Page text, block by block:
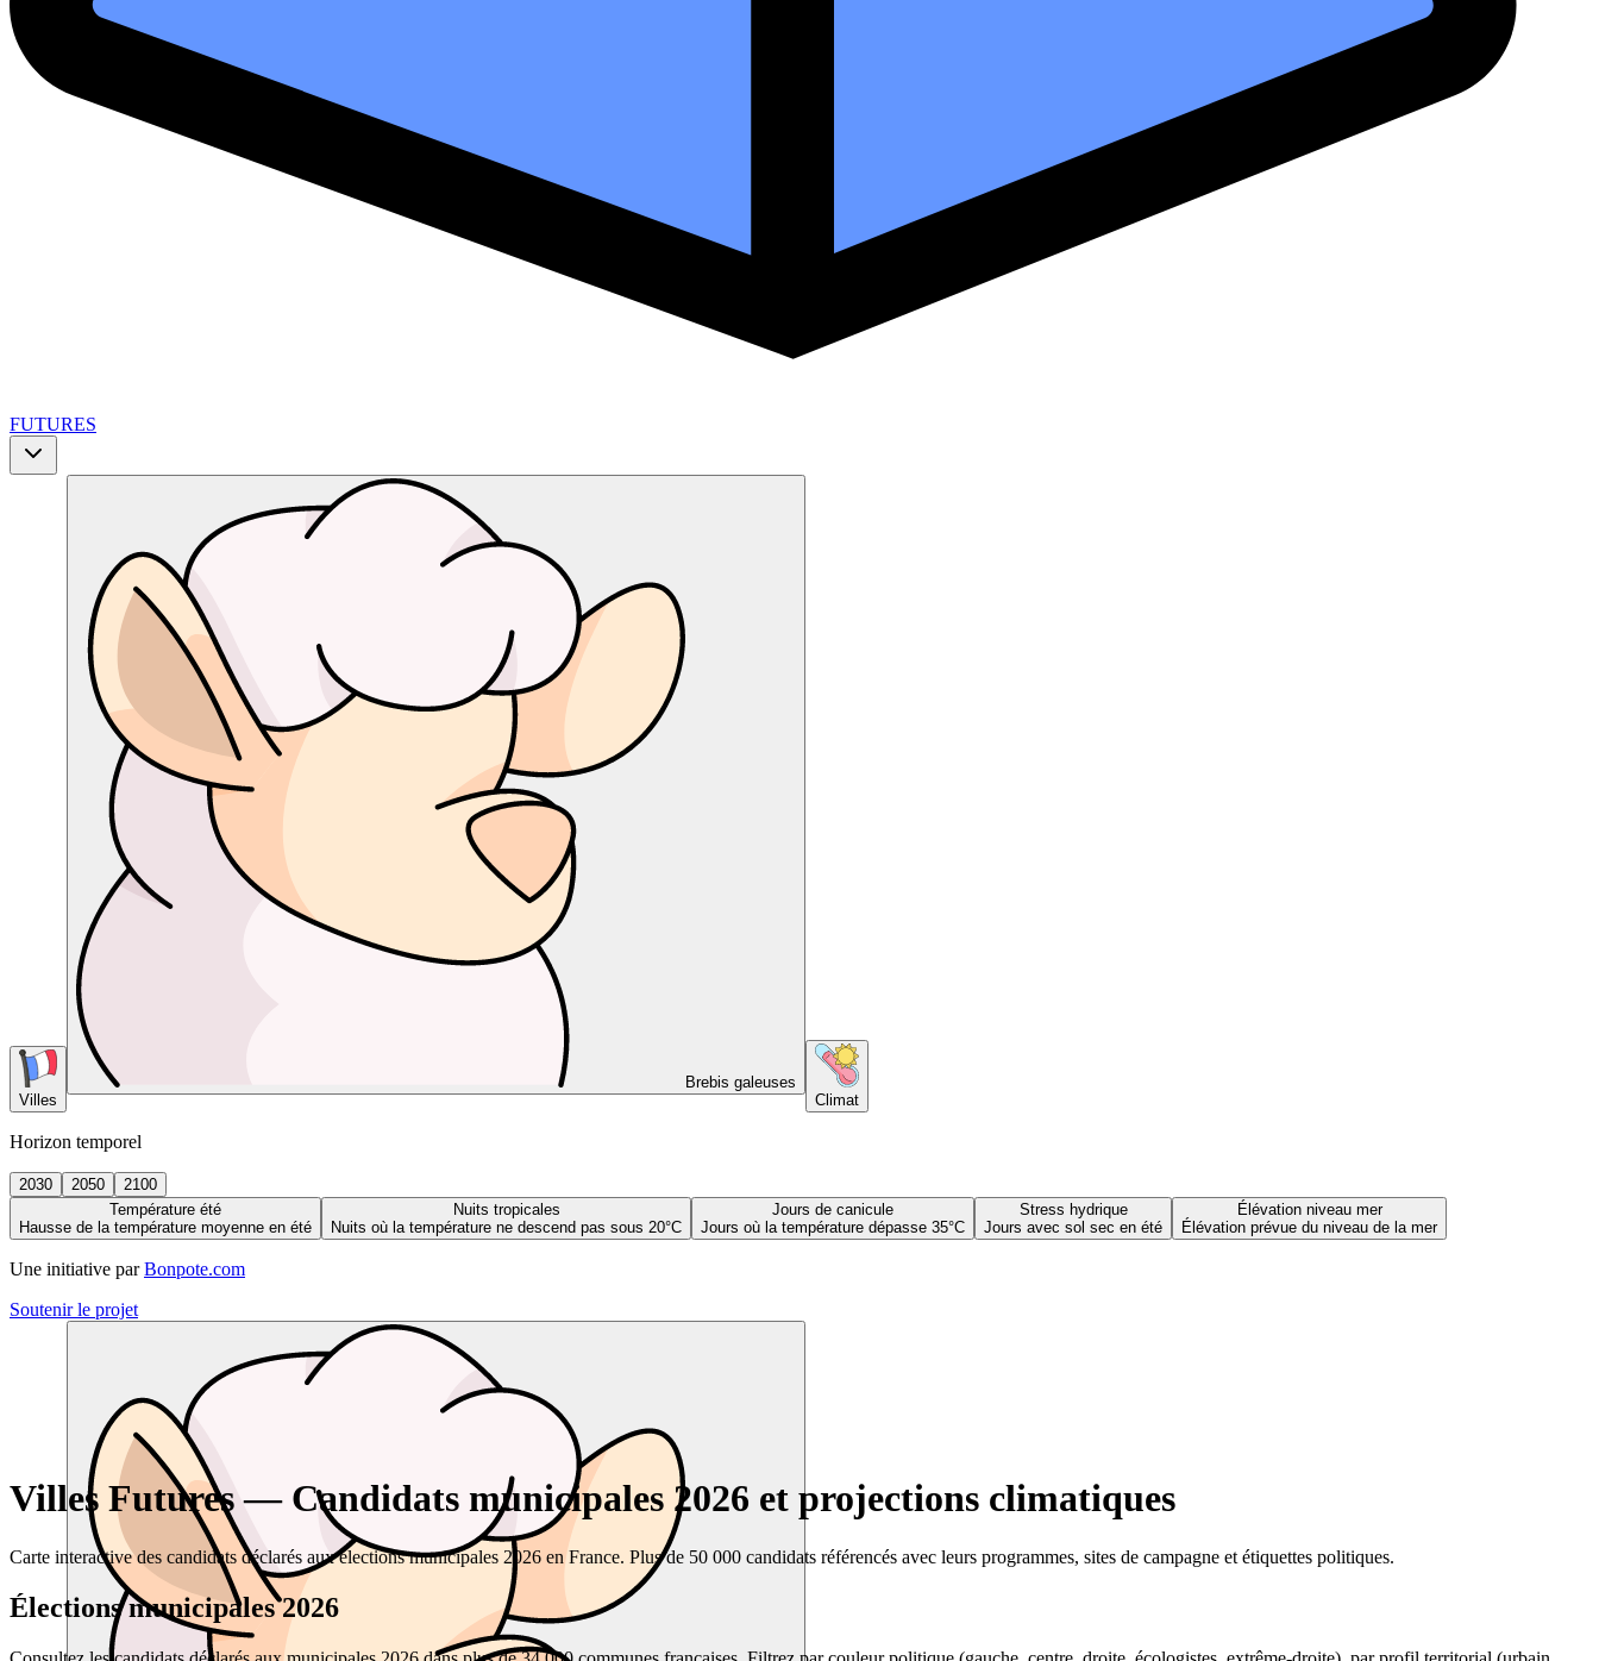
FUTURES
Villes
Brebis galeuses
Climat
Horizon temporel
2030 2050
2100
Température été
Hausse de la température moyenne en été
Nuits tropicales
Nuits où la température ne descend pas sous 20°C
Jours de canicule
Jours où la température dépasse 35°C
Stress hydrique
Jours avec sol sec en été
Élévation niveau mer
Élévation prévue du niveau de la mer
Une initiative par Bonpote.com
Soutenir le projet
Villes Futures — Candidats municipales 2026 et projections climatiques
Carte interactive des candidats déclarés aux élections municipales 2026 en France. Plus de 50 000 candidats référencés avec leurs programmes, sites de campagne et étiquettes politiques.
Élections municipales 2026